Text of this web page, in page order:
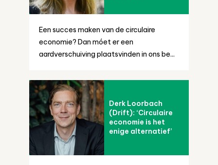
Een succes maken van de circulaire
economie? Dan móet er een
aardverschuiving plaatsvinden in ons be...
Derk Loorbach
(Drift): ‘Circulaire
economie is het
enige alternatief’